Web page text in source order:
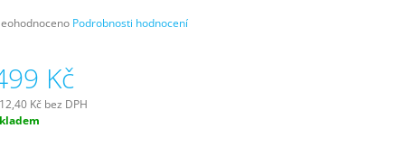
je
Podrobnosti hodnocení
Kč
Kč bez DPH